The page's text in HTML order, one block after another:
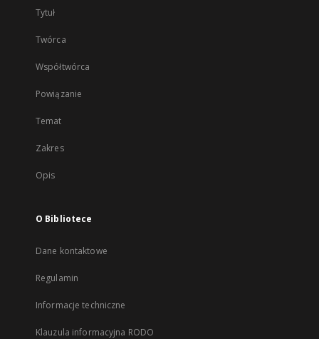
Tytuł
Twórca
Współtwórca
Powiązanie
Temat
Zakres
Opis
O Bibliotece
Dane kontaktowe
Regulamin
Informacje techniczne
Klauzula informacyjna RODO